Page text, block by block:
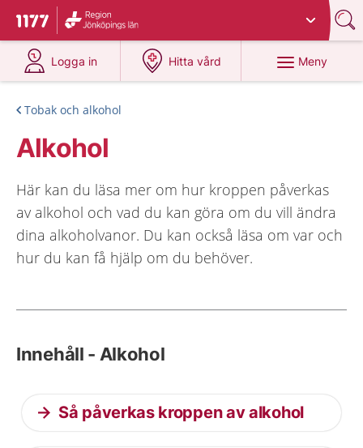
Till startsidan för 1177
Du har valt region
Logga in
på 1177.se
Hitta vård
på 1177.se
Meny
Tobak och alkohol
Alkohol
Här kan du läsa mer om hur kroppen påverkas
av alkohol och vad du kan göra om du vill ändra
dina alkoholvanor. Du kan också läsa om var och
hur du kan få hjälp om du behöver.
Innehåll - Alkohol
Så påverkas kroppen av alkohol